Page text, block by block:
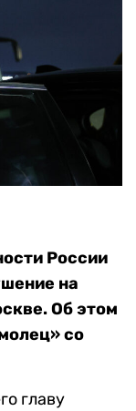
России
на
Об этом
со
главу